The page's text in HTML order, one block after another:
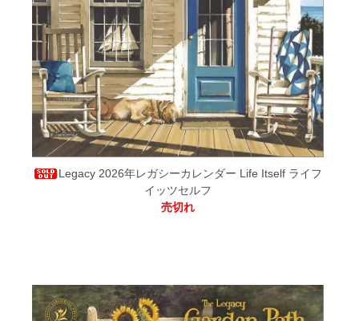
Legacy 2026年レガシーカレンダー Life Itself ライフ
イッツセルフ
売切れ